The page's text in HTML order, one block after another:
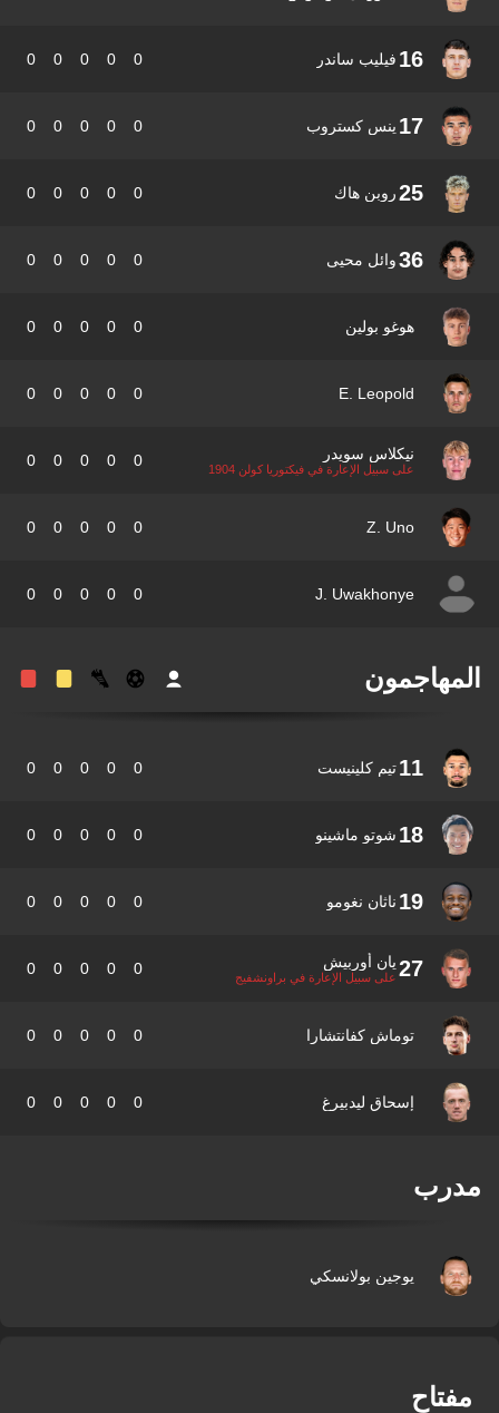
16 فيليب ساندر 0
0
0
0
17 ينس كستروب 0
0
0
0
25 روبن هاك 0
0
0
0
36 وائل محيى 0
0
0
0
هوغو بولين 0
0
0
0
E. Leopold
0
0
0
0
نيكلاس سويدر
على سبيل الإعارة في فيكتوريا كولن 1904 0
0
0
0
Z. Uno
0
0
0
0
J. Uwakhonye
0
0
0
0
11 تيم كلينيست 0
0
0
0
18 شوتو ماشينو 0
0
0
0
19 ناثان نغومو 0
0
0
0
27 يان أوربيش
على سبيل الإعارة في براونشفيج 0
0
0
0
توماش كفانتشارا 0
0
0
0
إسحاق ليدبيرغ 0
0
0
0
يوجين بولانسكي